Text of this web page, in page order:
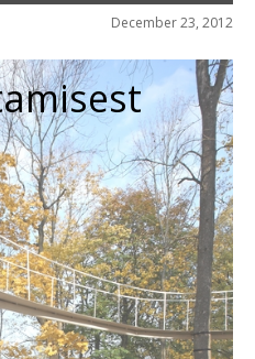
December 23, 2012